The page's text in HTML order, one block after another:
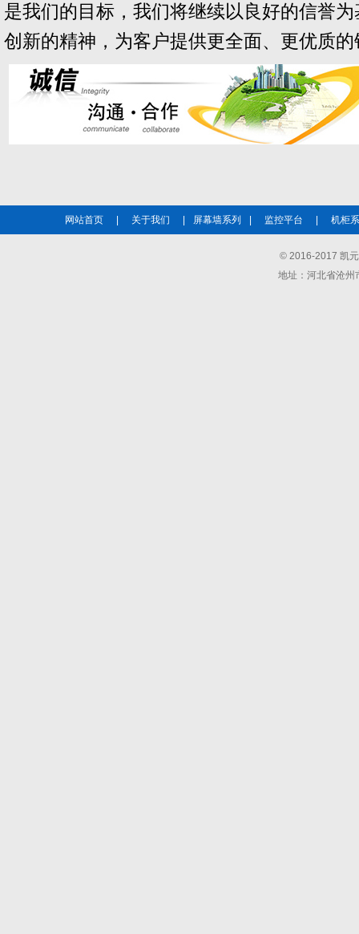
是我们的目标，我们将继续以良好的信誉
创新的精神，为客户提供更全面、更优质
网站首页 关于我们 屏幕墙系列 监控平台 机柜
© 2016-2017 凯
地址：河北省沧州